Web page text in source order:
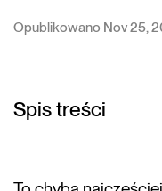
Opublikowano Nov 25,
Spis treści